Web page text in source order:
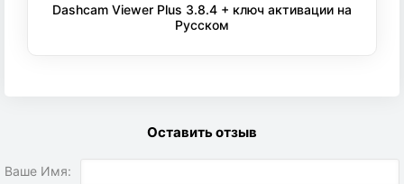
Dashcam Viewer Plus 3.8.4 + ключ активации на
Русском
Оставить отзыв
Ваше Имя: